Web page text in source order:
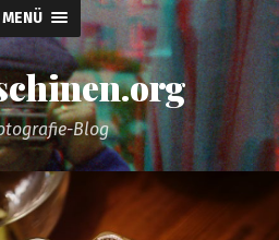
MENÜ
Blog